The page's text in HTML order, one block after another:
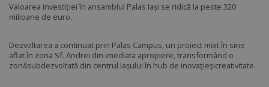
Valoarea investiției în ansamblul Palas Iași se ridică la peste 320
milioane de euro.
Dezvoltarea a continuat prin Palas Campus, un proiect mixt în sine
aflat în zona Sf. Andrei din imediata apropiere, transformând o
zonăsubdezvoltată din centrul Iașului în hub de inovaţieşicreativitate.